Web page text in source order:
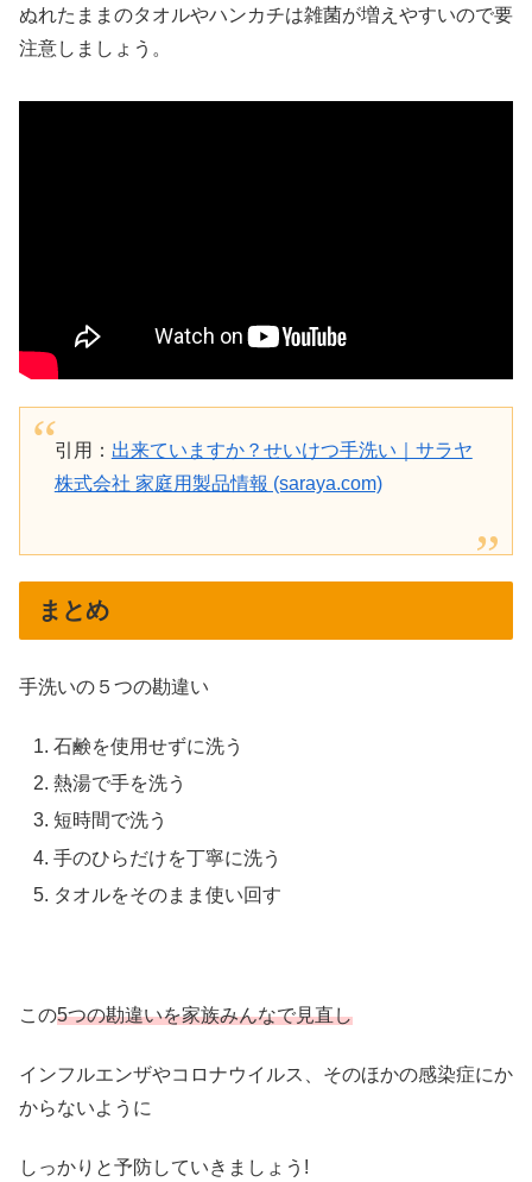
ぬれたままのタオルやハンカチは雑菌が増えやすいので要
注意しましょう。
引用： 出来ていますか？せいけつ手洗い｜サラヤ
株式会社 家庭用製品情報 (saraya.com)
まとめ
手洗いの５つの勘違い
石鹸を使用せずに洗う
熱湯で手を洗う
短時間で洗う
手のひらだけを丁寧に洗う
タオルをそのまま使い回す
この5つの勘違いを家族みんなで見直し
インフルエンザやコロナウイルス、そのほかの感染症にか
からないように
しっかりと予防していきましょう!